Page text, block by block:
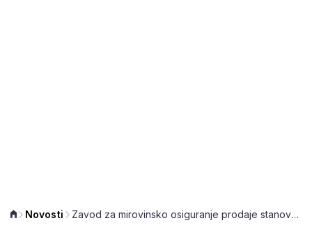
Novosti Zavod za mirovinsko osiguranje prodaje stanove u Zagrebu, Ogulinu i Grubišnom Polju